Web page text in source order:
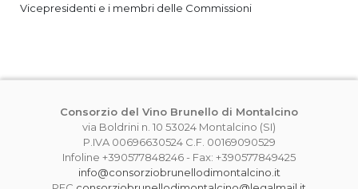
Vicepresidenti e i membri delle Commissioni
Consorzio del Vino Brunello di Montalcino
via Boldrini n. 10 53024 Montalcino (SI)
P.IVA 00696630524 C.F. 00169090529
Infoline +390577848246 - Fax: +390577849425
info@consorziobrunellodimontalcino.it